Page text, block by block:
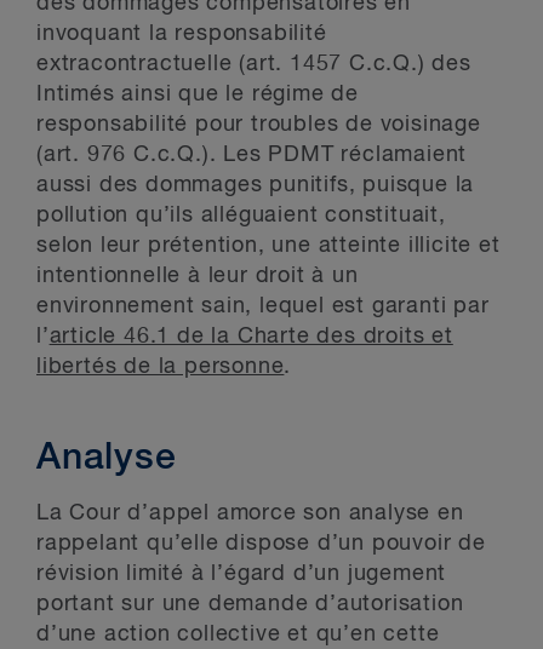
invoquant la responsabilité
extracontractuelle (art. 1457 C.c.Q.) des
Intimés ainsi que le régime de
responsabilité pour troubles de voisinage
(art. 976 C.c.Q.). Les PDMT réclamaient
aussi des dommages punitifs, puisque la
pollution qu’ils alléguaient constituait,
selon leur prétention, une atteinte illicite et
intentionnelle à leur droit à un
environnement sain, lequel est garanti par
l’article 46.1 de la Charte des droits et
libertés de la personne.
Analyse
La Cour d’appel amorce son analyse en
rappelant qu’elle dispose d’un pouvoir de
révision limité à l’égard d’un jugement
portant sur une demande d’autorisation
d’une action collective et qu’en cette